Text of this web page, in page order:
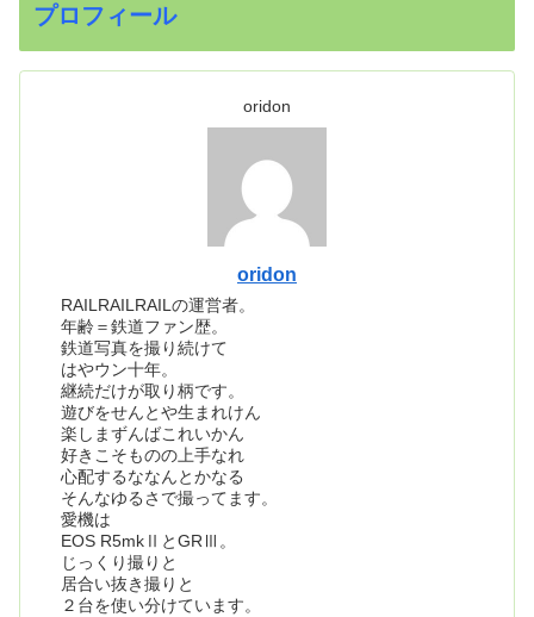
プロフィール
oridon
oridon
RAILRAILRAILの運営者。
年齢＝鉄道ファン歴。
鉄道写真を撮り続けて
はやウン十年。
継続だけが取り柄です。
遊びをせんとや生まれけん
楽しまずんばこれいかん
好きこそものの上手なれ
心配するななんとかなる
そんなゆるさで撮ってます。
愛機は
EOS R5mkⅡとGRⅢ。
じっくり撮りと
居合い抜き撮りと
２台を使い分けています。